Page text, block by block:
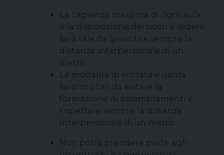
La capienza massima di ogni aula
e la disposizione dei posti a sedere
sarà tale da garantire sempre la
distanza interpersonale di un
metro.
Le modalità di entrata e uscita
saranno tali da evitare la
formazione di assembramenti e
rispettare sempre la distanza
interpersonale di un metro.
Non potrà prendere parte agli